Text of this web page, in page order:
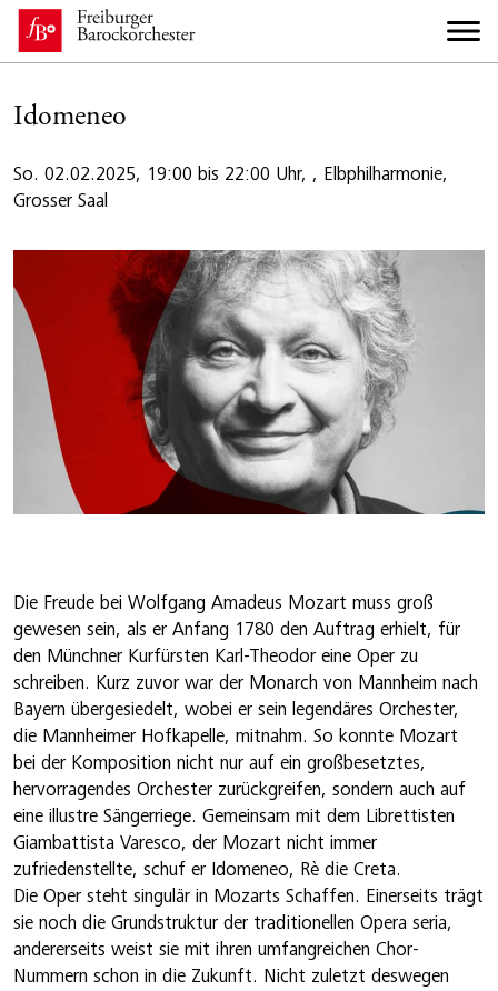
Idomeneo
So. 02.02.2025, 19:00 bis 22:00 Uhr, , Elbphilharmonie,
Grosser Saal
Die Freude bei Wolfgang Amadeus Mozart muss groß
gewesen sein, als er Anfang 1780 den Auftrag erhielt, für
den Münchner Kurfürsten Karl-Theodor eine Oper zu
schreiben. Kurz zuvor war der Monarch von Mannheim nach
Bayern übergesiedelt, wobei er sein legendäres Orchester,
die Mannheimer Hofkapelle, mitnahm. So konnte Mozart
bei der Komposition nicht nur auf ein großbesetztes,
hervorragendes Orchester zurückgreifen, sondern auch auf
eine illustre Sängerriege. Gemeinsam mit dem Librettisten
Giambattista Varesco, der Mozart nicht immer
zufriedenstellte, schuf er Idomeneo, Rè die Creta.
Die Oper steht singulär in Mozarts Schaffen. Einerseits trägt
sie noch die Grundstruktur der traditionellen Opera seria,
andererseits weist sie mit ihren umfangreichen Chor-
Nummern schon in die Zukunft. Nicht zuletzt deswegen